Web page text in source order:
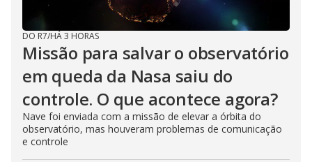
DO R7/HÁ 3 HORAS
Missão para salvar o observatório
em queda da Nasa saiu do
controle. O que acontece agora?
Nave foi enviada com a missão de elevar a órbita do
observatório, mas houveram problemas de comunicação
e controle